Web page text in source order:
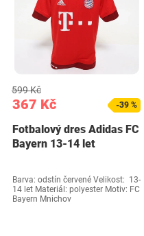
367 Kč
599 Kč
-39 %
Fotbalový dres Adidas FC
Bayern 13-14 let
Barva: odstín červené Velikost: 13-
14 let Materiál: polyester Motiv: FC
Bayern Mnichov